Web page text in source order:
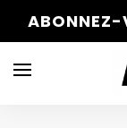
ABONNEZ-